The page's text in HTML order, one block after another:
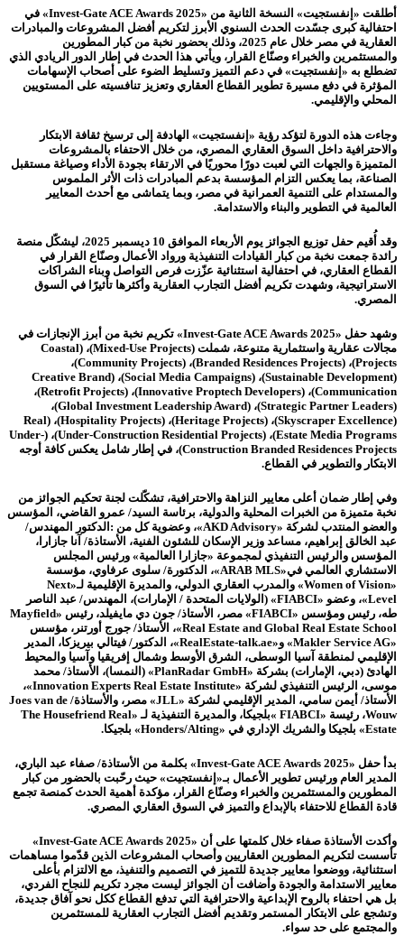
أطلقت «إنفستجيت» النسخة الثانية من «Invest-Gate ACE Awards 2025» في
احتفالية كبرى جسّدت الحدث السنوي الأبرز لتكريم أفضل المشروعات والمبادرات
العقارية في مصر خلال عام 2025، وذلك بحضور نخبة من كبار المطورين
والمستثمرين والخبراء وصنّاع القرار، ويأتي هذا الحدث في إطار الدور الريادي الذي
تضطلع به «إنفستجيت» في دعم التميز وتسليط الضوء على أصحاب الإسهامات
المؤثرة في دفع مسيرة تطوير القطاع العقاري وتعزيز تنافسيته على المستويين
المحلي والإقليمي.
وجاءت هذه الدورة لتؤكد رؤية «إنفستجيت» الهادفة إلى ترسيخ ثقافة الابتكار
والاحترافية داخل السوق العقاري المصري، من خلال الاحتفاء بالمشروعات
المتميزة والجهات التي لعبت دورًا محوريًا في الارتقاء بجودة الأداء وصياغة مستقبل
الصناعة، بما يعكس التزام المؤسسة بدعم المبادرات ذات الأثر الملموس
والمستدام على التنمية العمرانية في مصر، وبما يتماشى مع أحدث المعايير
العالمية في التطوير والبناء والاستدامة.
وقد أُقيم حفل توزيع الجوائز يوم الأربعاء الموافق 10 ديسمبر 2025، ليشكّل منصة
رائدة جمعت نخبة من كبار القيادات التنفيذية ورواد الأعمال وصنّاع القرار في
القطاع العقاري، في احتفالية استثنائية عزّزت فرص التواصل وبناء الشراكات
الاستراتيجية، وشهدت تكريم أفضل التجارب العقارية وأكثرها تأثيرًا في السوق
المصري.
وشهد حفل «Invest-Gate ACE Awards 2025» تكريم نخبة من أبرز الإنجازات في
مجالات عقارية واستثمارية متنوعة، شملت (Mixed-Use Projects)، (Coastal
Projects)، (Branded Residences Projects)، (Community Projects)،
(Sustainable Development)، (Social Media Campaigns)، (Creative Brand
Communication)، (Innovative Proptech Developers)، (Retrofit Projects)،
(Strategic Partner Leaders)، (Global Investment Leadership Award)،
(Skyscraper Excellence)، (Heritage Projects)، (Hospitality Projects)، (Real
Estate Media Programs)، (Under-Construction Residential Projects)، (Under-
Construction Branded Residences Projects)، في إطار شامل يعكس كافة أوجه
الابتكار والتطوير في القطاع.
وفي إطار ضمان أعلى معايير النزاهة والاحترافية، تشكّلت لجنة تحكيم الجوائز من
نخبة متميزة من الخبرات المحلية والدولية، برئاسة السيد/ عمرو القاضي، المؤسس
والعضو المنتدب لشركة «AKD Advisory»، وعضوية كل من :الدكتور المهندس/
عبد الخالق إبراهيم، مساعد وزير الإسكان للشئون الفنية، الأستاذة/ آنا جازارا،
المؤسس والرئيس التنفيذي لمجموعة «جازارا العالمية» ورئيس المجلس
الاستشاري العالمي في«ARAB MLS»، الدكتورة/ سلوى عرفاوي، مؤسسة
«Women of Vision» والمدرب العقاري الدولي، والمديرة الإقليمية لـ«Next
Level»، وعضو «FIABCI» (الولايات المتحدة / الإمارات)، المهندس/ عبد الناصر
طه، رئيس ومؤسس «FIABCI» مصر، الأستاذ/ جون دي مايفيلد، رئيس «Mayfield
Real Estate and Global Real Estate School»، الأستاذ/ جورج أورتنر، مؤسس
«Makler Service AG» و«RealEstate-talk.ae»، الدكتور/ فيتالي بيريزكا، المدير
الإقليمي لمنطقة آسيا الوسطى، الشرق الأوسط وشمال إفريقيا وآسيا والمحيط
الهادئ (دبي، الإمارات) بشركة «PlanRadar GmbH» (النمسا)، الأستاذ/ محمد
موسى، الرئيس التنفيذي لشركة «Innovation Experts Real Estate Institute»،
الأستاذ/ أيمن سامي، المدير الإقليمي لشركة «JLL» مصر، والأستاذة/ Joes van de
Wouw، رئيسة «FIABCI »بلجيكا، والمديرة التنفيذية لـ «The Housefriend Real
Estate» بلجيكا والشريك الإداري في «Honders/Alting» بلجيكا.
بدأ حفل «Invest-Gate ACE Awards 2025» بكلمة من الأستاذة/ صفاء عبد الباري،
المدير العام ورئيس تطوير الأعمال بـ«إنفستجيت» حيث رحّبت بالحضور من كبار
المطورين والمستثمرين والخبراء وصنّاع القرار، مؤكدة أهمية الحدث كمنصة تجمع
قادة القطاع للاحتفاء بالإبداع والتميز في السوق العقاري المصري.
وأكدت الأستاذة صفاء خلال كلمتها على أن «Invest-Gate ACE Awards 2025»
تأسست لتكريم المطورين العقاريين وأصحاب المشروعات الذين قدّموا مساهمات
استثنائية، ووضعوا معايير جديدة للتميز في التصميم والتنفيذ، مع الالتزام بأعلى
معايير الاستدامة والجودة وأضافت أن الجوائز ليست مجرد تكريم للنجاح الفردي،
بل هي احتفاء بالروح الإبداعية والاحترافية التي تدفع القطاع ككل نحو آفاق جديدة،
وتشجع على الابتكار المستمر وتقديم أفضل التجارب العقارية للمستثمرين
والمجتمع على حد سواء.